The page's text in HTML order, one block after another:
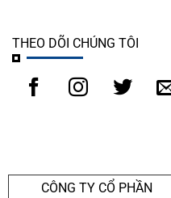
THEO DÕI CHÚNG TÔI
CÔNG TY CỔ PHẦN